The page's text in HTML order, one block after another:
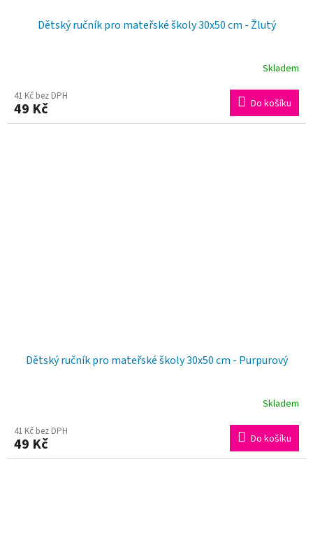
Dětský ručník pro mateřské školy 30x50 cm - Žlutý
Skladem
41 Kč bez DPH
49 Kč Do košíku
Dětský ručník pro mateřské školy 30x50 cm - Purpurový
Skladem
41 Kč bez DPH
49 Kč Do košíku